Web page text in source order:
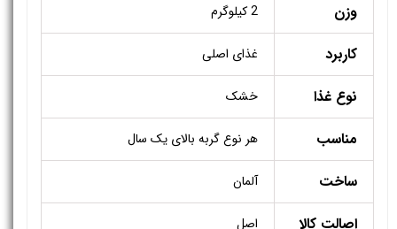
وزن 2 کیلوگرم
کاربرد غذای اصلی
نوع غذا خشک
مناسب هر نوع گربه بالای یک سال
ساخت آلمان
اصالت کالا اصل